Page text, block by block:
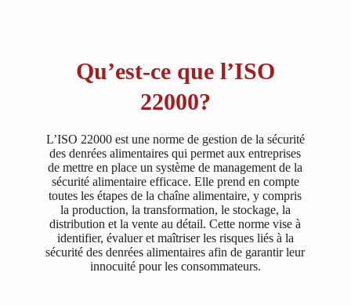
Qu’est-ce que l’ISO
22000?
L’ISO 22000 est une norme de gestion de la sécurité
des denrées alimentaires qui permet aux entreprises
de mettre en place un système de management de la
sécurité alimentaire efficace. Elle prend en compte
toutes les étapes de la chaîne alimentaire, y compris
la production, la transformation, le stockage, la
distribution et la vente au détail. Cette norme vise à
identifier, évaluer et maîtriser les risques liés à la
sécurité des denrées alimentaires afin de garantir leur
innocuité pour les consommateurs.